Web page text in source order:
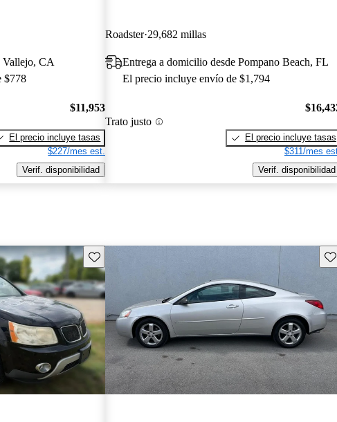
Vallejo, CA
$778
$11,953
El precio incluye tasas
$227/mes est.
Verif. disponibilidad
Roadster 29,682 millas
Entrega a domicilio desde Pompano Beach, FL
El precio incluye envío de $1,794
Trato justo
El precio incluye tasas
$311/mes
Verif. disponibilidad
Guarda este Aviso